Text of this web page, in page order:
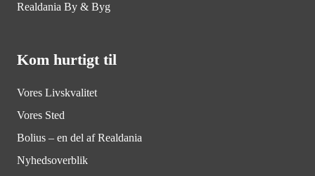
Realdania By & Byg
Kom hurtigt til
Vores Livskvalitet
Vores Sted
Bolius – en del af Realdania
Nyhedsoverblik